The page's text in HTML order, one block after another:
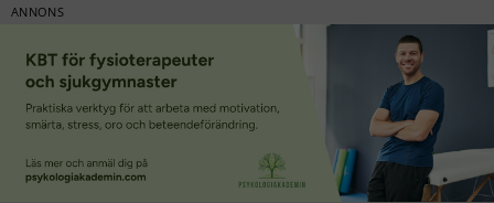
ANNONS